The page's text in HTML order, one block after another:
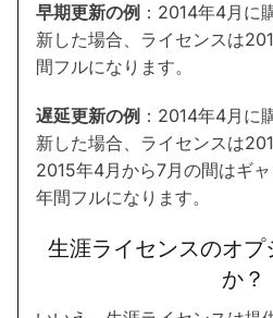
早期更新の例 ：2014年4月に
新した場合、ライセンスは
間フルになります。
遅延更新の例 ：2014年4月に
新した場合、ライセンスは
2015年4月から7月の間はギ
年間フルになります。
生涯ライセンスのオ
か？